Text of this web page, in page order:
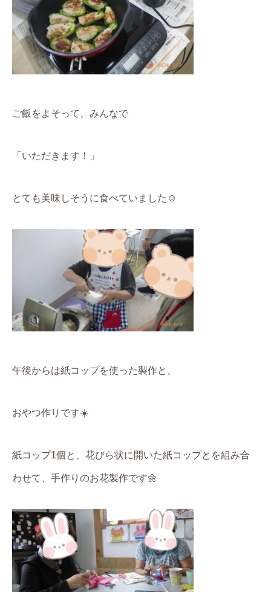
ご飯をよそって、みんなで
「いただきます！」
とても美味しそうに食べていました ☺️
午後からは紙コップを使った製作と、
おやつ作りです☀️
紙コップ1個と、花びら状に開いた紙コップとを組み合
わせて、手作りのお花製作です🌼